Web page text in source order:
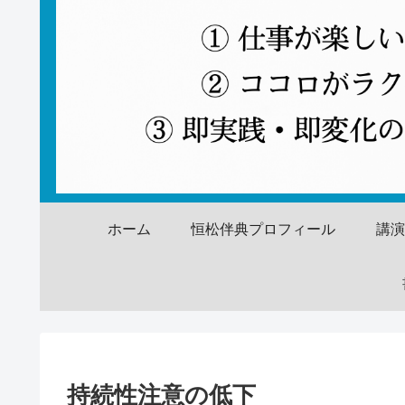
ホーム 恒松伴典プロフィール 講
持続性注意の低下